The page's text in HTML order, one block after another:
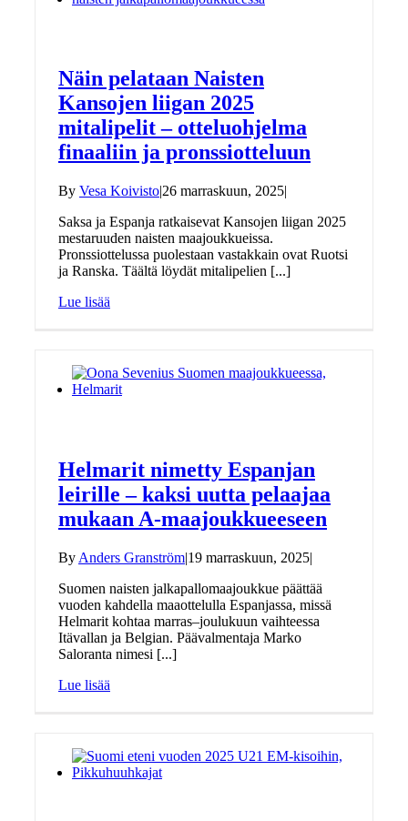
Näin pelataan Naisten
Kansojen liigan 2025
mitalipelit – otteluohjelma
finaaliin ja pronssiotteluun
By Vesa Koivisto|26 marraskuun, 2025|
Saksa ja Espanja ratkaisevat Kansojen liigan 2025
mestaruuden naisten maajoukkueissa.
Pronssiottelussa puolestaan vastakkain ovat Ruotsi
ja Ranska. Täältä löydät mitalipelien [...]
Lue lisää
Helmarit nimetty Espanjan
leirille – kaksi uutta pelaajaa
mukaan A-maajoukkueeseen
By Anders Granström|19 marraskuun, 2025|
Suomen naisten jalkapallomaajoukkue päättää
vuoden kahdella maaottelulla Espanjassa, missä
Helmarit kohtaa marras–joulukuun vaihteessa
Itävallan ja Belgian. Päävalmentaja Marko
Saloranta nimesi [...]
Lue lisää